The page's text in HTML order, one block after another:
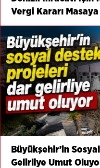
Vergi Kararı Masaya
Büyükşehir’in
Gelirliye Umut